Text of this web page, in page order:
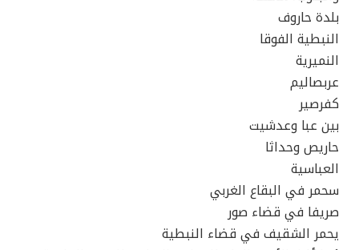
بلدة حاروف
النبطية الفوقا
النميرية
عربصاليم
كفرصير
بين عبا وعدشيت
حاريص وحداثا
العباسية
سحمر في البقاع الغربي
صريفا في قضاء صور
يحمر الشقيف في قضاء النبطية